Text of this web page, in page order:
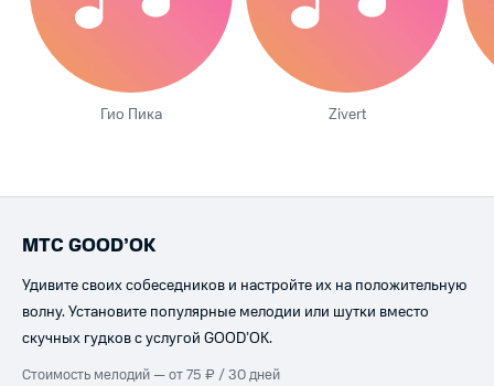
Гио Пика Zivert
МТС GOOD’OK
Удивите своих собеседников и настройте их на положительную
волну. Установите популярные мелодии или шутки вместо
скучных гудков с услугой GOOD’OK.
Стоимость мелодий — от 75 ₽ / 30 дней